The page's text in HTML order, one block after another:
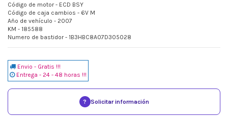
Código de motor - ECD BSY
Código de caja cambios - 6V M
Año de vehículo - 2007
KM - 185588
Numero de bastidor - 1B3HBC8A07D305028
Envio - Gratis !!!
Entrega - 24 - 48 horas !!!
? Solicitar información